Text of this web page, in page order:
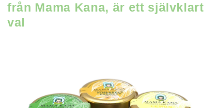
från Mama Kana, är ett självklart
val